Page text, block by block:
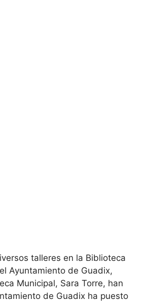
talleres en la Biblioteca
Ayuntamiento de Guadix,
Municipal, Sara Torre, han
de Guadix ha puesto